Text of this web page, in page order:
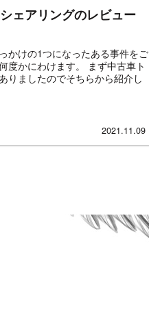
ェアリングのレビュー
かけの1つになったある事件をご
度かにわけます。 まず中古車ト
りましたのでそちらから紹介し
2021.11.09